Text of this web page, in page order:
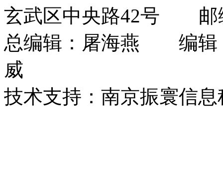
玄武区中央路42号 邮
总编辑：屠海燕 编
威
技术支持：南京振寰信